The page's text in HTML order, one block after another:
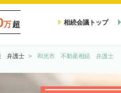
万超 相続会議トップ
弁護士 和光市 不動産相続 弁護士